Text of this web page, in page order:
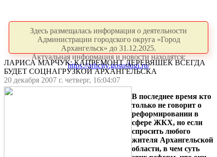
Здесь размещалась информация о деятельности
Администрации городского округа «Город
Архангельск» до 31.12.2025.
Актуальная информация и новости находятся:
https://arhcity.gosuslugi.ru/
ЛАРИСА МАРЧУК: КАПРЕМОНТ ДЕРЕВЯШЕК ВСЕГДА
БУДЕТ СОЦНАГРУЗКОЙ АРХАНГЕЛЬСКА
20 декабря 2007 г. четверг, 16:04:07
В последнее время кто
только не говорит о
реформировании в
сфере ЖКХ, но если
спросить любого
жителя Архангельской
области, в чем суть